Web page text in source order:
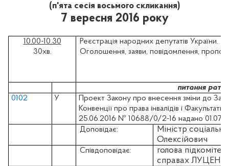
(п'ята сесія восьмого скликання)
7 вересня 2016 року
10.00-10.30
30хв.
Реєстрація народних депутатів України.
Оголошення, заяви, повідомлення,
питання
0102
У
Проект Закону про внесення зміни до
Конвенції про права інвалідів і
25.06.2016 № 10688/0/2-16 надано
Доповідає:
Міністр
Олексійович
Співдоповідає:
голова
справах